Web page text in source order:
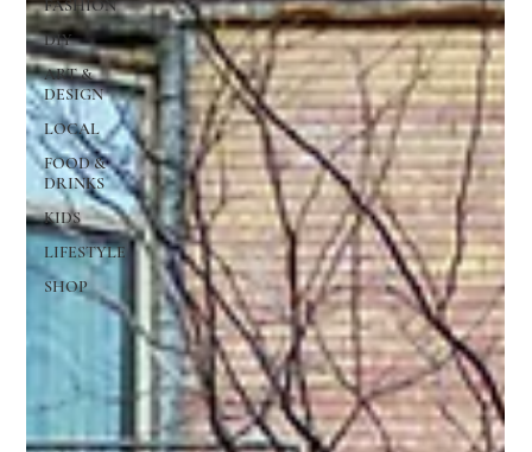
FASHION
DIY
ART &
DESIGN
LOCAL
FOOD &
DRINKS
KIDS
LIFESTYLE
SHOP